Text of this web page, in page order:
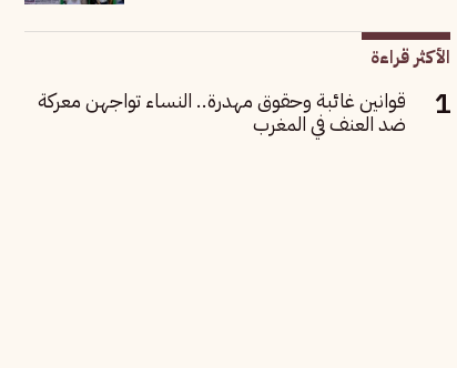
الأكثر قراءة
قوانين غائبة وحقوق مهدرة.. النساء تواجهن معركة
ضد العنف في المغرب